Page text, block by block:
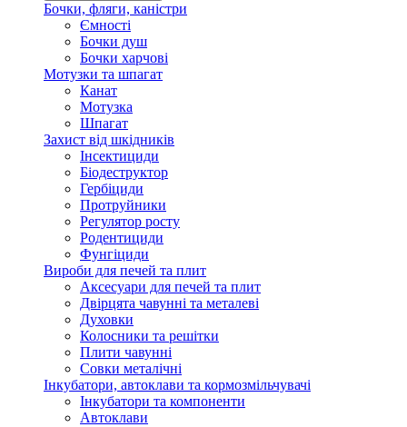
Бочки, фляги, каністри
Ємності
Бочки душ
Бочки харчові
Мотузки та шпагат
Канат
Мотузка
Шпагат
Захист від шкідників
Інсектициди
Біодеструктор
Гербіциди
Протруйники
Регулятор росту
Родентициди
Фунгіциди
Вироби для печей та плит
Аксесуари для печей та плит
Двірцята чавунні та металеві
Духовки
Колосники та решітки
Плити чавунні
Совки металічні
Інкубатори, автоклави та кормозмільчувачі
Інкубатори та компоненти
Автоклави